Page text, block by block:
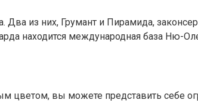
Два из них, Грумант и Пирамида,
находится международная база Ню-
цветом, вы можете представить